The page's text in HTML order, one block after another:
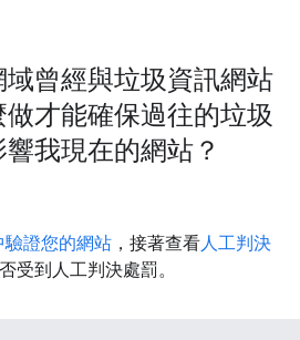
曾經與垃圾資訊網站
才能確保過往的垃圾
我現在的網站？
驗證您的網站 ，接著查看人工判決
受到人工判決處罰。